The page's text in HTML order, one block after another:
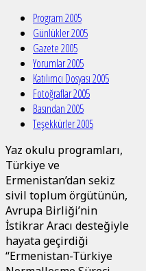
Program 2005
Günlükler 2005
Gazete 2005
Yorumlar 2005
Katılımcı Dosyası 2005
Fotoğraflar 2005
Basından 2005
Teşekkürler 2005
Yaz okulu programları,
Türkiye ve
Ermenistan’dan sekiz
sivil toplum örgütünün,
Avrupa Birliği’nin
İstikrar Aracı desteğiyle
hayata geçirdiği
“Ermenistan-Türkiye